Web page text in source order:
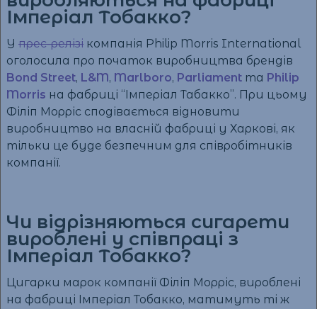
Імперіал Тобакко?
У прес-релізі компанія Philip Morris International
оголосила про початок виробництва брендів
Bond Street, L&M, Marlboro, Parliament та Philip
Morris на фабриці “Імперіал Табакко”. При цьому
Філіп Морріс сподівається відновити
виробництво на власній фабриці у Харкові, як
тільки це буде безпечним для співробітників
компанії.
Чи відрізняються сигарети
вироблені у співпраці з
Імперіал Тобакко?
Цигарки марок компанії Філіп Морріс, вироблені
на фабриці Імперіал Тобакко, матимуть ті ж